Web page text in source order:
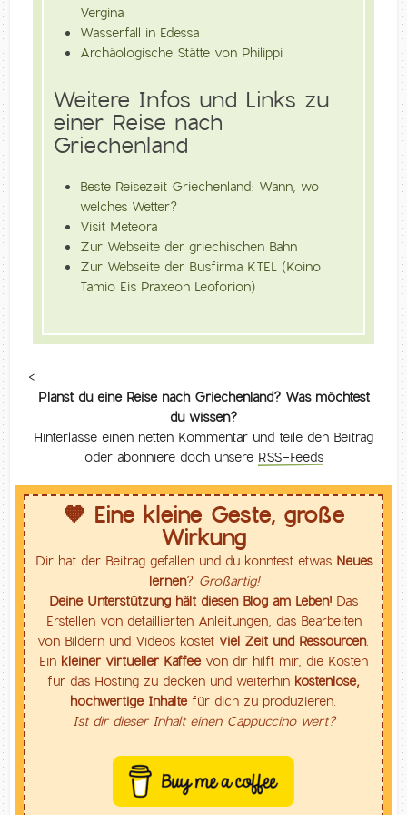
Vergina
Wasserfall in Edessa
Archäologische Stätte von Philippi
Weitere Infos und Links zu
einer Reise nach
Griechenland
Beste Reisezeit Griechenland: Wann, wo
welches Wetter?
Visit Meteora
Zur Webseite der griechischen Bahn
Zur Webseite der Busfirma KTEL (Koino
Tamio Eis Praxeon Leoforion)
<
Planst du eine Reise nach Griechenland? Was möchtest
du wissen?
Hinterlasse einen netten Kommentar und teile den Beitrag
oder abonniere doch unsere RSS-Feeds
🧡 Eine kleine Geste, große
Wirkung
Dir hat der Beitrag gefallen und du konntest etwas Neues
lernen? Großartig!
Deine Unterstützung hält diesen Blog am Leben! Das
Erstellen von detaillierten Anleitungen, das Bearbeiten
von Bildern und Videos kostet viel Zeit und Ressourcen.
Ein kleiner virtueller Kaffeevon dir hilft mir, die Kosten
für das Hosting zu decken und weiterhin kostenlose,
hochwertige Inhaltefür dich zu produzieren.
Ist dir dieser Inhalt einen Cappuccino wert?